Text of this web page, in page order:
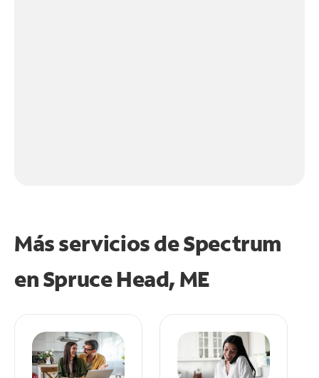
Más servicios de Spectrum
enSpruce Head, ME